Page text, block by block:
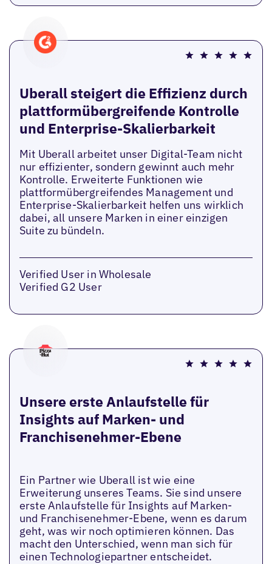
Uberall steigert die Effizienz durch
plattformübergreifende Kontrolle
und Enterprise-Skalierbarkeit
Mit Uberall arbeitet unser Digital-Team nicht
nur effizienter, sondern gewinnt auch mehr
Kontrolle. Erweiterte Funktionen wie
plattformübergreifendes Management und
Enterprise-Skalierbarkeit helfen uns wirklich
dabei, all unsere Marken in einer einzigen
Suite zu bündeln.
Verified User in Wholesale
Verified G2 User
Unsere erste Anlaufstelle für
Insights auf Marken- und
Franchisenehmer-Ebene
Ein Partner wie Uberall ist wie eine
Erweiterung unseres Teams. Sie sind unsere
erste Anlaufstelle für Insights auf Marken-
und Franchisenehmer-Ebene, wenn es darum
geht, was wir noch optimieren können. Das
macht den Unterschied, wenn man sich für
einen Technologiepartner entscheidet.